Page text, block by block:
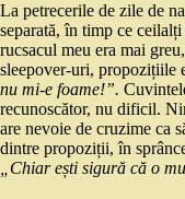
La petrecerile de zile de
separată, în timp ce
rucsacul meu era mai
sleepover-uri, propozițiile
nu mi-e foame!”.
recunoscător, nu dificil.
are nevoie de cruzime ca
dintre propoziții, în
„Chiar ești sigură că o